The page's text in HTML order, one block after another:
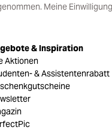
Meine
& Inspiration
Aktionen
& Assistentenrabatt